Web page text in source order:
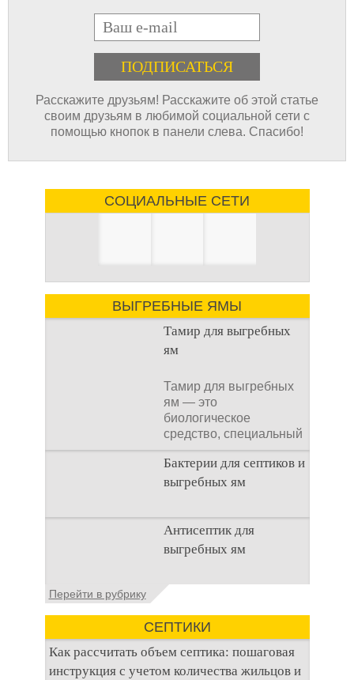
E-mail
Расскажите друзьям! Расскажите об этой статье
своим друзьям в любимой социальной сети с
помощью кнопок в панели слева. Спасибо!
СОЦИАЛЬНЫЕ СЕТИ
ВЫГРЕБНЫЕ ЯМЫ
Тамир для выгребных
ям
Тамир для выгребных
ям — это
биологическое
средство, специальный
концентрат, который
используется
Бактерии для септиков и
выгребных ям
Очистка
канализационного
стока или выгребной
не самым приятным
Антисептик для
выгребных ям
Общие сведения об
Антисептик для
выгребных ям – это
специальные
Перейти в рубрику
СЕПТИКИ
Как рассчитать объем септика: пошаговая
инструкция с учетом количества жильцов и